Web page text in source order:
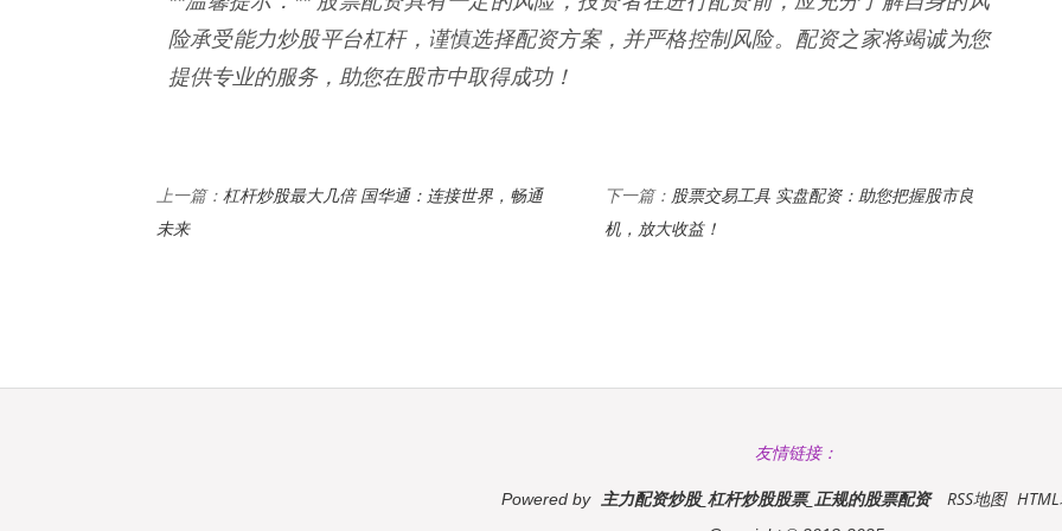
险承受能力炒股平台杠杆，谨慎选择配资方案，并严格控制风险。配资之家将竭诚为您
提供专业的服务，助您在股市中取得成功！
上一篇： 杠杆炒股最大几倍 国华通：连接世界，畅通
未来
下一篇： 股票交易工具 实盘配资：助您把握股市良
机，放大收益！
友情链接：
Powered by 主力配资炒股_杠杆炒股股票_正规的股票配资 RSS地图